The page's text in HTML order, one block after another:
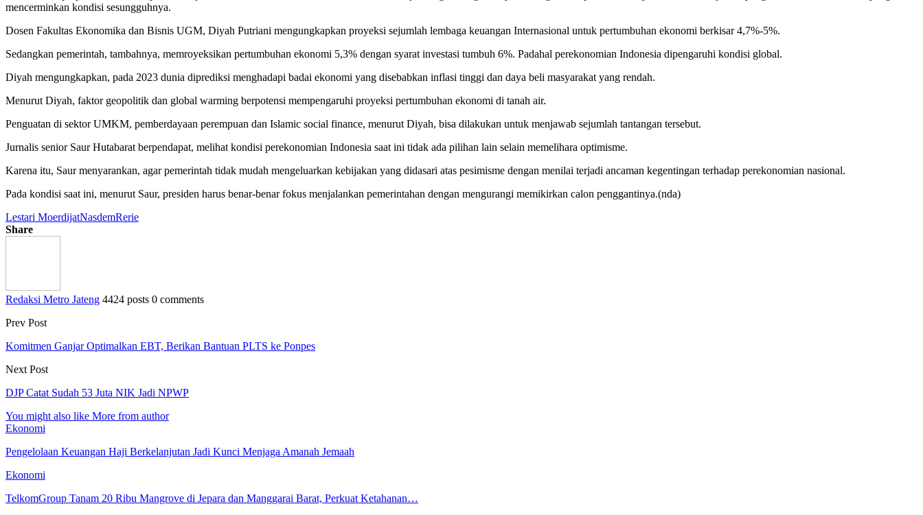
mencerminkan kondisi sesungguhnya.
Dosen Fakultas Ekonomika dan Bisnis UGM, Diyah Putriani mengungkapkan proyeksi sejumlah lembaga keuangan Internasional untuk pertumbuhan ekonomi berkisar 4,7%-5%.
Sedangkan pemerintah, tambahnya, memroyeksikan pertumbuhan ekonomi 5,3% dengan syarat investasi tumbuh 6%. Padahal perekonomian Indonesia dipengaruhi kondisi global.
Diyah mengungkapkan, pada 2023 dunia diprediksi menghadapi badai ekonomi yang disebabkan inflasi tinggi dan daya beli masyarakat yang rendah.
Menurut Diyah, faktor geopolitik dan global warming berpotensi mempengaruhi proyeksi pertumbuhan ekonomi di tanah air.
Penguatan di sektor UMKM, pemberdayaan perempuan dan Islamic social finance, menurut Diyah, bisa dilakukan untuk menjawab sejumlah tantangan tersebut.
Jurnalis senior Saur Hutabarat berpendapat, melihat kondisi perekonomian Indonesia saat ini tidak ada pilihan lain selain memelihara optimisme.
Karena itu, Saur menyarankan, agar pemerintah tidak mudah mengeluarkan kebijakan yang didasari atas pesimisme dengan menilai terjadi ancaman kegentingan terhadap perekonomian nasional.
Pada kondisi saat ini, menurut Saur, presiden harus benar-benar fokus menjalankan pemerintahan dengan mengurangi memikirkan calon penggantinya.(nda)
Lestari MoerdijatNasdemRerie
Share
Redaksi Metro Jateng 4424 posts 0 comments
Prev Post
Komitmen Ganjar Optimalkan EBT, Berikan Bantuan PLTS ke Ponpes
Next Post
DJP Catat Sudah 53 Juta NIK Jadi NPWP
You might also like More from author
Ekonomi
Pengelolaan Keuangan Haji Berkelanjutan Jadi Kunci Menjaga Amanah Jemaah
Ekonomi
TelkomGroup Tanam 20 Ribu Mangrove di Jepara dan Manggarai Barat, Perkuat Ketahanan…